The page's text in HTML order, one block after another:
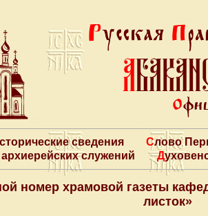
Исторические сведения Слово
архиерейских служений
номер храмовой газеты
листок»